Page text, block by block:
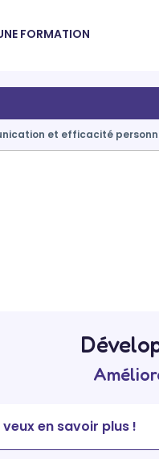
FORMATION
et efficacité
veux en savoir plus !